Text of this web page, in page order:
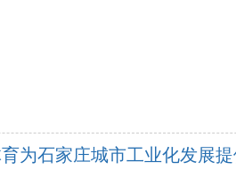
为石家庄城市工业化发展